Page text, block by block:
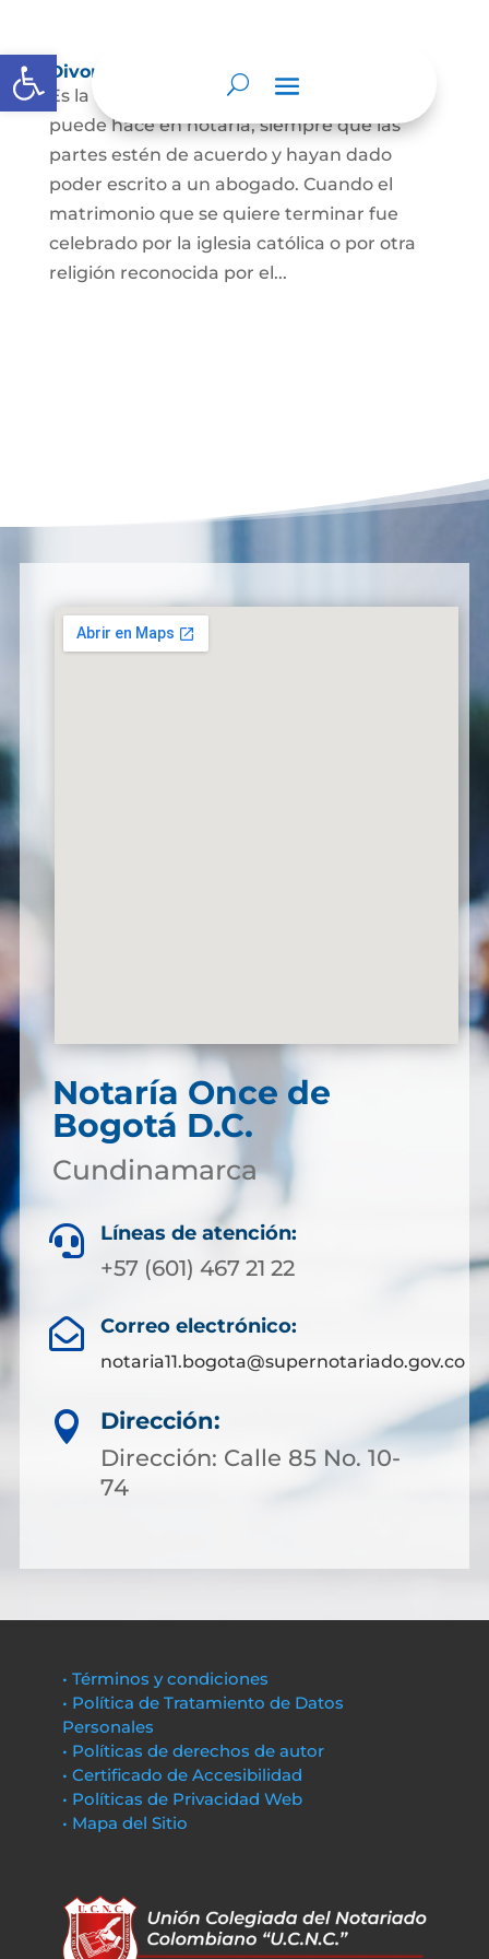
Abrir barra de herramientas
Divorcio
Es la terminación del Matrimonio Civil y se
puede hace en notaría, siempre que las
partes estén de acuerdo y hayan dado
poder escrito a un abogado. Cuando el
matrimonio que se quiere terminar fue
celebrado por la iglesia católica o por otra
religión reconocida por el...
Notaría Once de
Bogotá D.C.
Cundinamarca
 Líneas de atención:
+57 (601) 467 21 22
 Correo electrónico:
notaria11.bogota@supernotariado.gov.co

Dirección:
Dirección: Calle 85 No. 10-
74
• Términos y condiciones
• Política de Tratamiento de Datos
Personales
• Políticas de derechos de autor
• Certificado de Accesibilidad
• Políticas de Privacidad Web
• Mapa del Sitio